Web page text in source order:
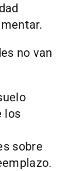
no van
los
sobre